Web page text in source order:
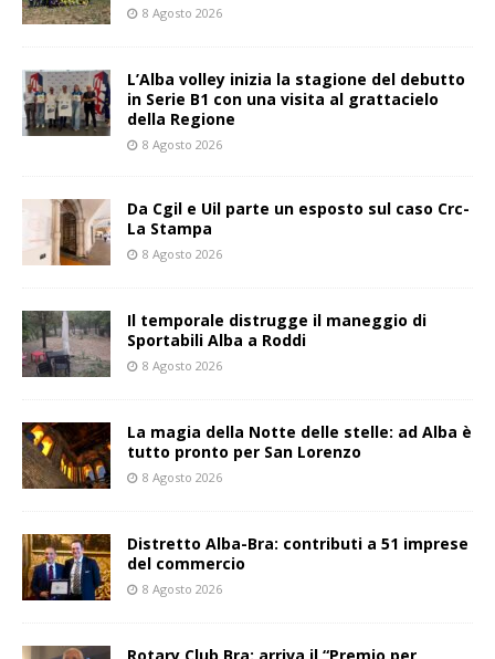
8 Agosto 2026
L’Alba volley inizia la stagione del debutto
in Serie B1 con una visita al grattacielo
della Regione
8 Agosto 2026
Da Cgil e Uil parte un esposto sul caso Crc-
La Stampa
8 Agosto 2026
Il temporale distrugge il maneggio di
Sportabili Alba a Roddi
8 Agosto 2026
La magia della Notte delle stelle: ad Alba è
tutto pronto per San Lorenzo
8 Agosto 2026
Distretto Alba-Bra: contributi a 51 imprese
del commercio
8 Agosto 2026